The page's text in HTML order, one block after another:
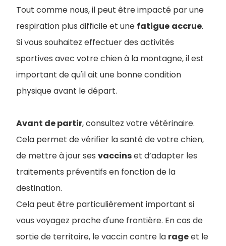
Tout comme nous, il peut être impacté par une
respiration plus difficile et une fatigue accrue.
Si vous souhaitez effectuer des activités
sportives avec votre chien à la montagne, il est
important de qu'il ait une bonne condition
physique avant le départ.
Avant de partir, consultez votre vétérinaire.
Cela permet de vérifier la santé de votre chien,
de mettre à jour ses vaccinset d’adapter les
traitements préventifs en fonction de la
destination.
Cela peut être particulièrement important si
vous voyagez proche d'une frontière. En cas de
sortie de territoire, le vaccin contre la rageet le